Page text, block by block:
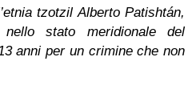
tzotzil Alberto Patishtán,
stato meridionale del
anni per un crimine che non